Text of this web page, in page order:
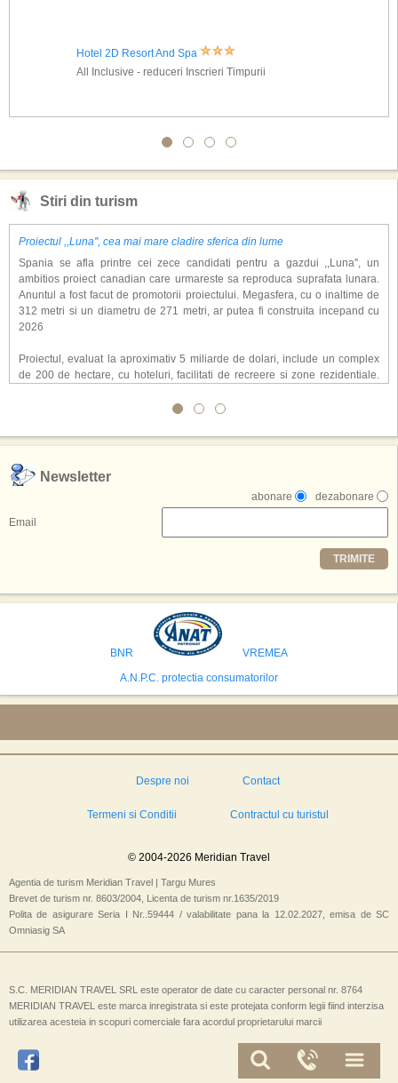
Hotel 2D Resort And Spa
All Inclusive - reduceri Inscrieri Timpurii
Stiri din turism
Proiectul ,,Luna'', cea mai mare cladire sferica din lume
Spania se afla printre cei zece candidati pentru a gazdui ,,Luna'', un
ambitios proiect canadian care urmareste sa reproduca suprafata lunara.
Anuntul a fost facut de promotorii proiectului. Megasfera, cu o inaltime de
312 metri si un diametru de 271 metri, ar putea fi construita incepand cu
2026
Proiectul, evaluat la aproximativ 5 miliarde de dolari, include un complex
de 200 de hectare, cu hoteluri, facilitati de recreere si zone rezidentiale.
atragerea a pana la 10 milioane de turisti anual. �Luna� ar putea deveni
exclusiv simularea suprafetei lunare.
,,Credem ca exista sanse mari sa anuntam nu doar o locatie, ci poate mai
multe'', a declarat Michael R. Henderson, cofondator al Moon World
Resorts, citat de Gulf News. Potrivit acestuia, 2026 ar putea deveni un an
decisiv pentru reali zarea proiectului.
Printre celelalte tari care concureaza pentru a gazdui aceasta constructie
se numara Australia, Brazilia, China, Egipt, India, Polonia, Thailanda,
avea cele mai mari sanse de a castiga licitatia. Totusi, Spania, care se
preconizeaza ca va deveni a doua cea mai vizitata tara din lume in 2025,
isi bazeaza oferta pe infrastructura turistica solida si capacitatea hoteliera."
Newsletter
dezabonare
abonare
Email
TRIMITE
BNR
VREMEA
A.N.P.C. protectia consumatorilor
Despre noi Contact
Termeni si Conditii Contractul cu turistul
© 2004-2026 Meridian Travel
Agentia de turism Meridian Travel | Targu Mures
Brevet de turism nr. 8603/2004, Licenta de turism nr.1635/2019
Polita de asigurare Seria I Nr..59444 / valabilitate pana la 12.02.2027, emisa de SC
Omniasig SA
S.C. MERIDIAN TRAVEL SRL este operator de date cu caracter personal nr. 8764
MERIDIAN TRAVEL este marca inregistrata si este protejata conform legii fiind interzisa
utilizarea acesteia in scopuri comerciale fara acordul proprietarului marcii